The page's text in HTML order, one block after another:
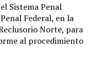
Sistema Penal
Federal, en la
Norte, para
al procedimiento